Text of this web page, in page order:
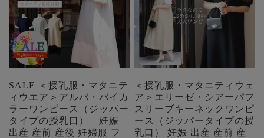
SALE ＜授乳服・マタニテ
ィウエア＞アルバ・バイカ
ラーワンピース（ジッパー
タイプの授乳口） 妊娠
出産 産前 産後 妊婦服 フ
＜授乳服・マタニティウェ
ア＞エリーゼ・シアーパフ
スリーブキーネックワンピ
ース（ジッパータイプの授
乳口） 妊娠 出産 産前 産